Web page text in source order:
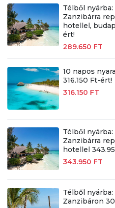
Télből
Zanzibárra
hotellel,
ért!
289.650 FT
10 napos
316.150 Ft-ért!
316.150 FT
Télből
Zanzibárra
hotellel
343.950 FT
Télből nyárba:
Zanzibáron